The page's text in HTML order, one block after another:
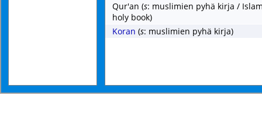
Qur'an (s: muslimien pyhä kirja /
holy book)
Koran (s: muslimien pyhä kirja)